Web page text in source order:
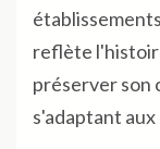
reflète
préserver son
s'adaptant